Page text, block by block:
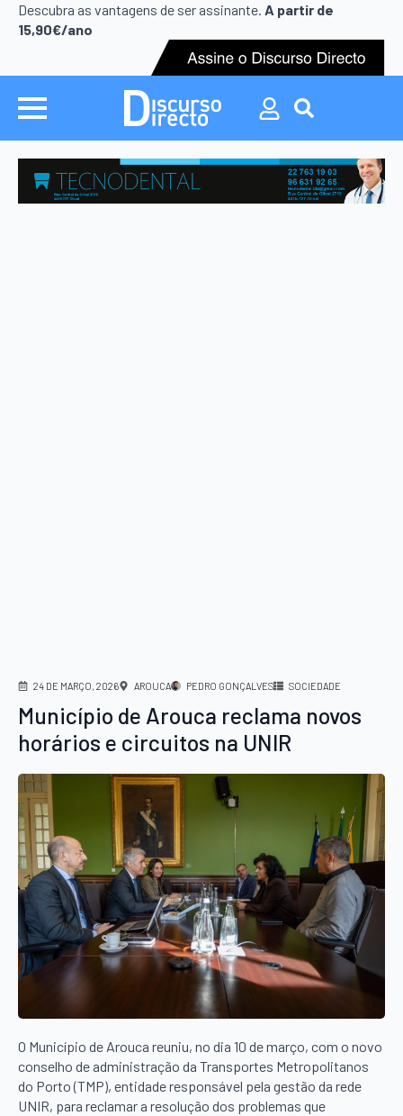
Descubra as vantagens de ser assinante. A partir de
15,90€/ano
Search
for:
Search
24 DE MARÇO, 2026 AROUCA PEDRO GONÇALVES SOCIEDADE
Município de Arouca reclama novos
horários e circuitos na UNIR
O Município de Arouca reuniu, no dia 10 de março, com o novo
conselho de administração da Transportes Metropolitanos
do Porto (TMP), entidade responsável pela gestão da rede
UNIR, para reclamar a resolução dos problemas que